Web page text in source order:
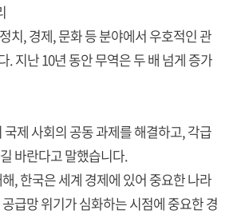
치, 경제, 문화 등 분야에서 우호적인 관
. 지난 10년 동안 무역은 두 배 넘게 증가
제 사회의 공동 과제를 해결하고, 각급
바란다고 말했습니다.
, 한국은 세계 경제에 있어 중요한 나라
급망 위기가 심화하는 시점에 중요한 경